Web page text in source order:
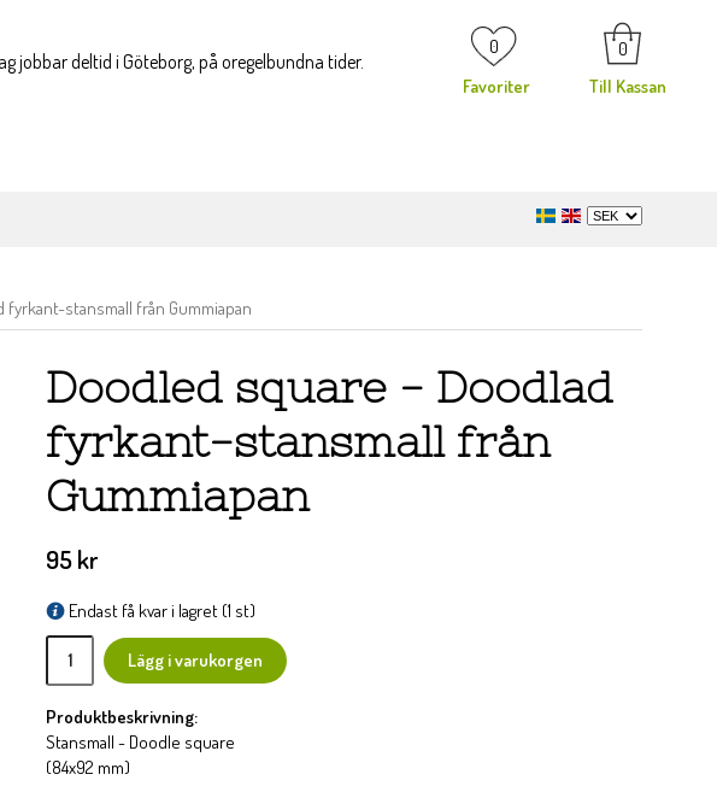
0
Favoriter
0
Till Kassan
jobbar deltid i Göteborg, på oregelbundna tider.
stansmall från Gummiapan
Doodled square - Doodlad
fyrkant-stansmall från
Gummiapan
95 kr
Endast få kvar i lagret (1 st)
Lägg i varukorgen
Produktbeskrivning:
Stansmall - Doodle square
(84x92 mm)